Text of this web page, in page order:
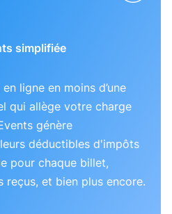
simplifiée
ligne en moins d’une
qui allège votre charge
génère
déductibles d'impôts
pour chaque billet,
reçus, et bien plus encore.